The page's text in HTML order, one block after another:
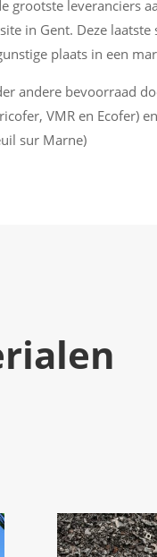
grootste leveranciers
in Gent. Deze
plaats in een
andere bevoorraad
VMR en Ecofer)
sur Marne)